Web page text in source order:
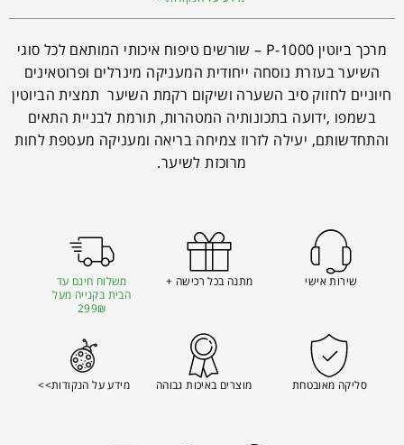
מרכך ביוטין P-1000 – שורשים טיפוח איכותי המותאם לכל סוגי
השיער בעזרת נוסחה ייחודית המעניקה מינרלים ופרוטאינים
חיוניים לחזוק סיב השערה ושיקום רקמת השיער תמצית הביוטין
בשמפו ,ידועה בתכונותיה המטהרות, תורמת לבניית התאים
והתחדשותם, יעילה לזרוז צמיחה בריאה ומעניקה מעטפת לחות
מרוכזת לשיער.
שירות אישי מתנה בכל רכישה +
משלוח חינם עד
הבית בקנייה מעל
299₪
סליקה מאובטחת מוצרים באיכות גבוהה מידע על הנקודות>>